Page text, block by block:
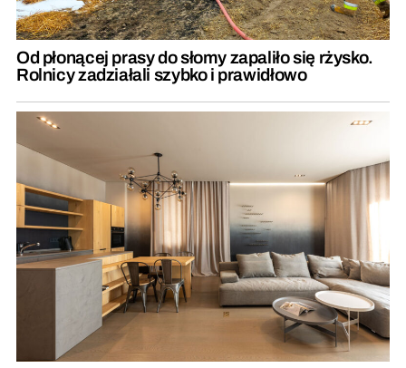
Od płonącej prasy do słomy zapaliło się rżysko.
Rolnicy zadziałali szybko i prawidłowo